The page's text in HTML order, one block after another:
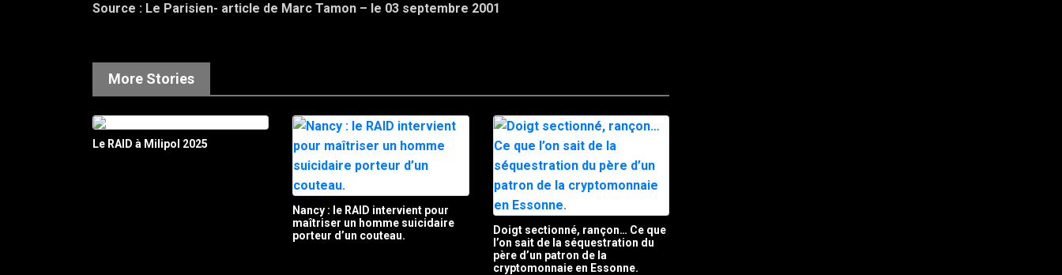
Source : Le Parisien- article de Marc Tamon – le 03 septembre 2001
More Stories
Le RAID à Milipol 2025
Nancy : le RAID intervient pour
maîtriser un homme suicidaire
porteur d’un couteau.
Doigt sectionné, rançon… Ce que
l’on sait de la séquestration du
père d’un patron de la
cryptomonnaie en Essonne.